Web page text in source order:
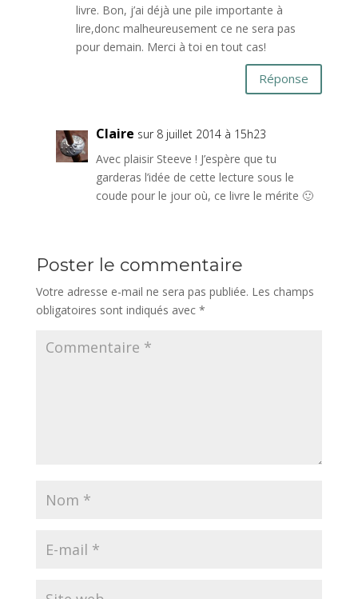
livre. Bon, j’ai déjà une pile importante à
lire,donc malheureusement ce ne sera pas
pour demain. Merci à toi en tout cas!
Réponse
Claire sur 8 juillet 2014 à 15h23
Avec plaisir Steeve ! J’espère que tu
garderas l’idée de cette lecture sous le
coude pour le jour où, ce livre le mérite 🙂
Poster le commentaire
Votre adresse e-mail ne sera pas publiée. Les champs
obligatoires sont indiqués avec *